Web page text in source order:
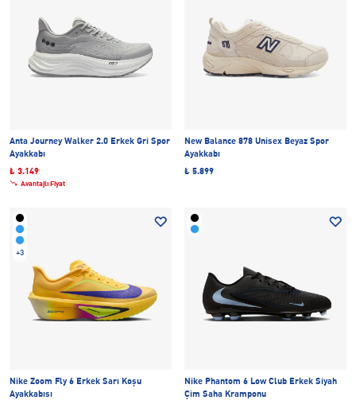
Anta Journey Walker 2.0 Erkek Gri Spor
Ayakkabı
₺ 3.149
Avantajlı Fiyat
New Balance 878 Unisex Beyaz Spor
Ayakkabı
₺ 5.899
+3
Nike Zoom Fly 6 Erkek Sarı Koşu
Ayakkabısı
Nike Phantom 6 Low Club Erkek Siyah
Çim Saha Kramponu